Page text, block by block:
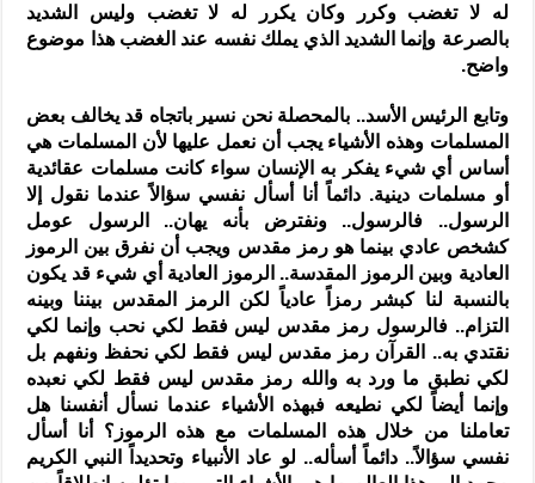
له لا تغضب وكرر وكان يكرر له لا تغضب وليس الشديد
بالصرعة وإنما الشديد الذي يملك نفسه عند الغضب هذا موضوع
واضح.
وتابع الرئيس الأسد.. بالمحصلة نحن نسير باتجاه قد يخالف بعض
المسلمات وهذه الأشياء يجب أن نعمل عليها لأن المسلمات هي
أساس أي شيء يفكر به الإنسان سواء كانت مسلمات عقائدية
أو مسلمات دينية. دائماً أنا أسأل نفسي سؤالاً عندما نقول إلا
الرسول.. فالرسول.. ونفترض بأنه يهان.. الرسول عومل
كشخص عادي بينما هو رمز مقدس ويجب أن نفرق بين الرموز
العادية وبين الرموز المقدسة.. الرموز العادية أي شيء قد يكون
بالنسبة لنا كبشر رمزاً عادياً لكن الرمز المقدس بيننا وبينه
التزام.. فالرسول رمز مقدس ليس فقط لكي نحب وإنما لكي
نقتدي به.. القرآن رمز مقدس ليس فقط لكي نحفظ ونفهم بل
لكي نطبق ما ورد به والله رمز مقدس ليس فقط لكي نعبده
وإنما أيضاً لكي نطيعه فبهذه الأشياء عندما نسأل أنفسنا هل
تعاملنا من خلال هذه المسلمات مع هذه الرموز؟ أنا أسأل
نفسي سؤالاً.. دائماً أسأله.. لو عاد الأنبياء وتحديداً النبي الكريم